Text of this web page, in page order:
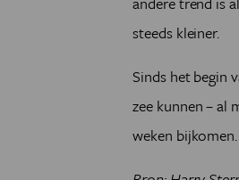
steeds kleiner.
Sinds het begin
zee kunnen – al
weken